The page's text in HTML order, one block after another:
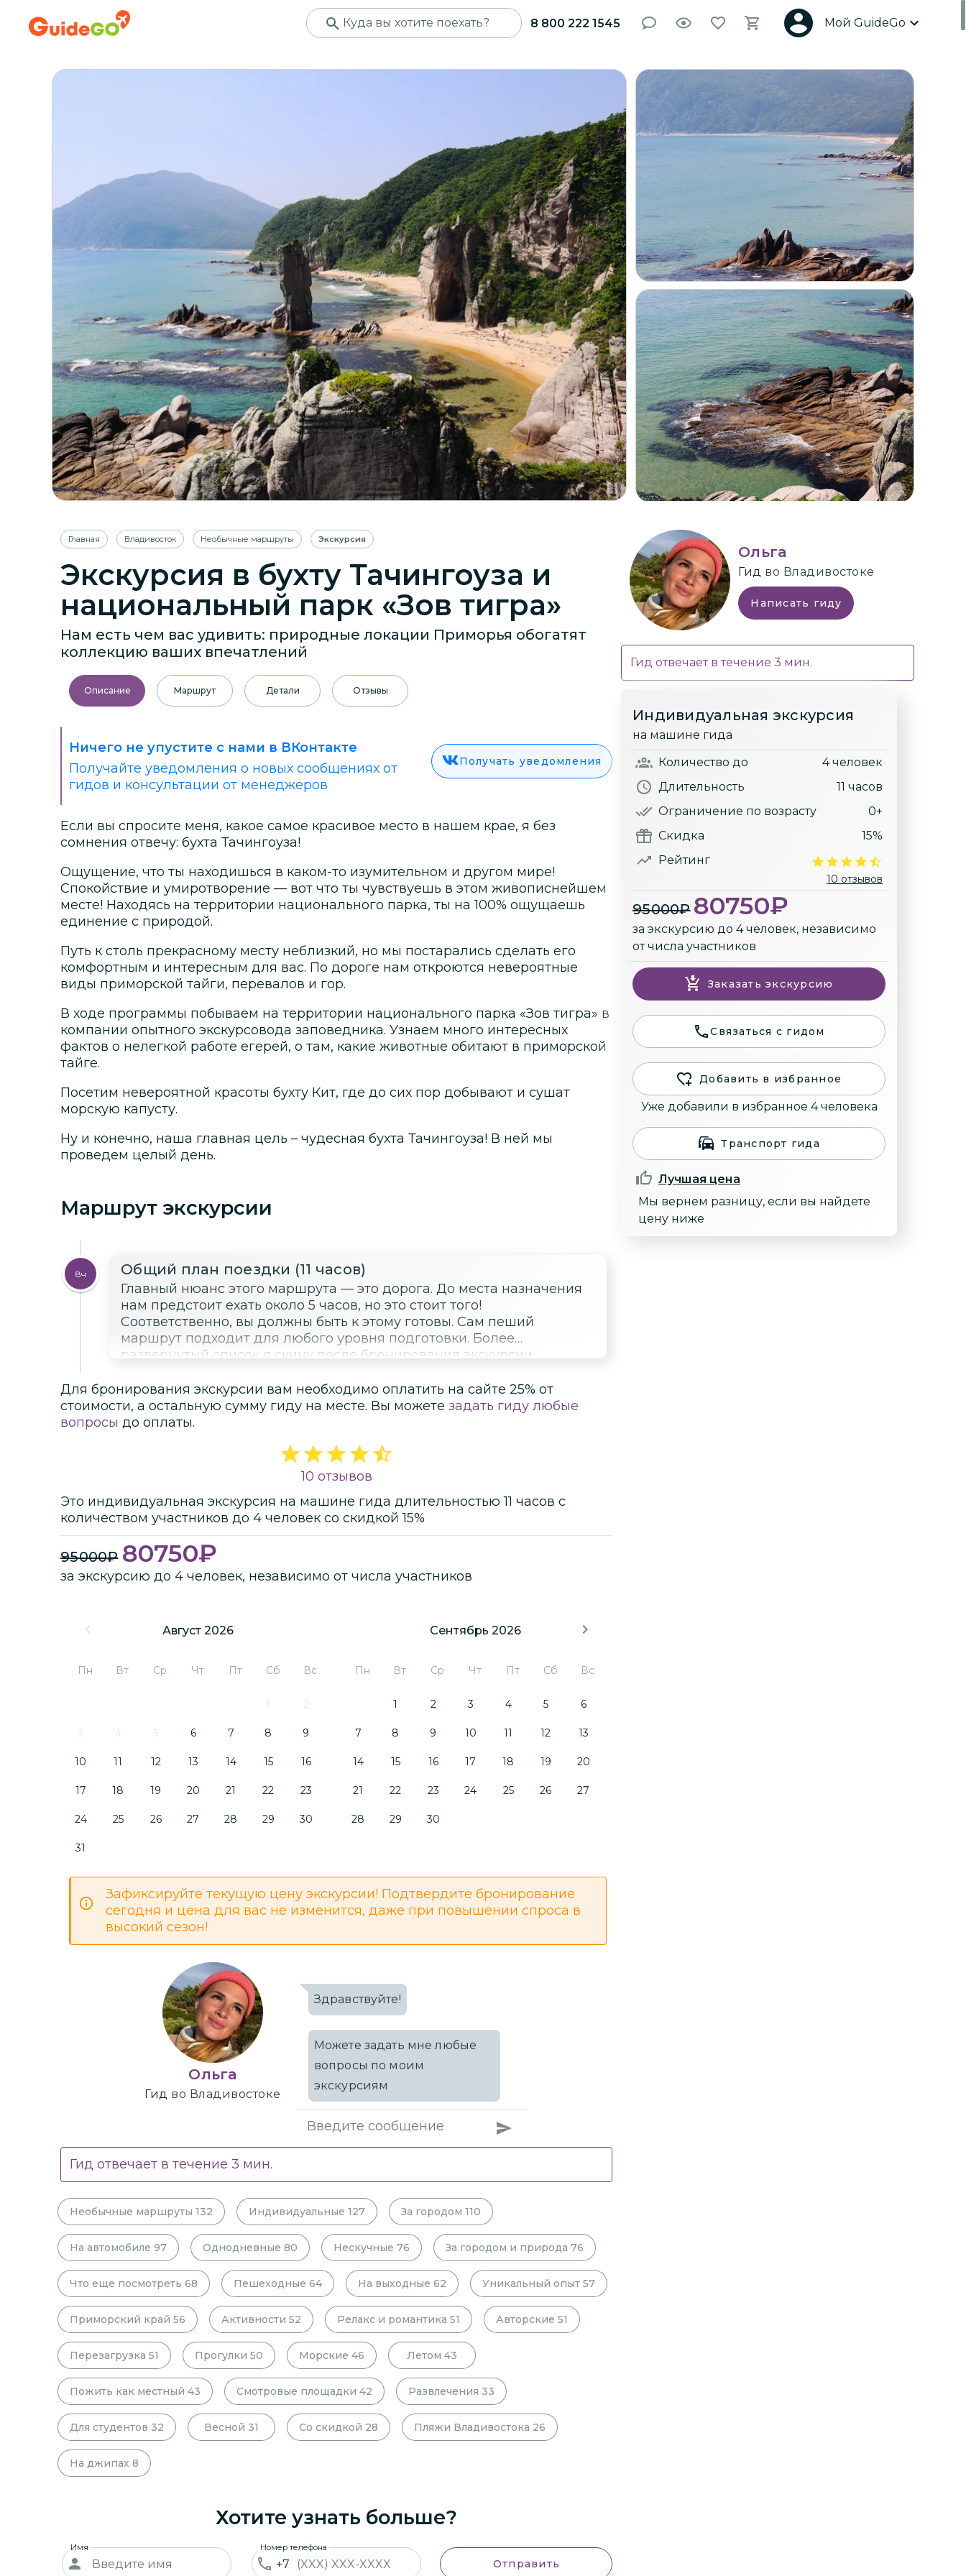
8 800 222 1545 Мой GuideGo
+7
Главная Владивосток Необычные маршруты Экскурсия
Экскурсия в бухту Тачингоуза и
национальный парк «Зов тигра»
Нам есть чем вас удивить: природные локации Приморья обогатят
коллекцию ваших впечатлений
Описание Маршрут Детали Отзывы
Ничего не упустите с нами в ВКонтакте
Получайте уведомления о новых сообщениях от
гидов и консультации от менеджеров
Получать уведомления
Если вы спросите меня, какое самое красивое место в нашем крае, я без
сомнения отвечу: бухта Тачингоуза!
Ощущение, что ты находишься в каком-то изумительном и другом мире!
Спокойствие и умиротворение — вот что ты чувствуешь в этом живописнейшем
месте! Находясь на территории национального парка, ты на 100% ощущаешь
единение с природой.
Путь к столь прекрасному месту неблизкий, но мы постарались сделать его
комфортным и интересным для вас. По дороге нам откроются невероятные
виды приморской тайги, перевалов и гор.
В ходе программы побываем на территории национального парка «Зов тигра» в
компании опытного экскурсовода заповедника. Узнаем много интересных
фактов о нелегкой работе егерей, о там, какие животные обитают в приморской
тайге.
Посетим невероятной красоты бухту Кит, где до сих пор добывают и сушат
морскую капусту.
Ну и конечно, наша главная цель – чудесная бухта Тачингоуза! В ней мы
проведем целый день.
Маршрут экскурсии
8ч Общий план поездки (11 часов)
Главный нюанс этого маршрута — это дорога. До места назначения
нам предстоит ехать около 5 часов, но это стоит того!
Соответственно, вы должны быть к этому готовы. Сам пеший
маршрут подходит для любого уровня подготовки. Более
развернутый список я скину после бронирования экскурсии.
Для бронирования экскурсии вам необходимо оплатить на сайте 25% от
стоимости, а остальную сумму гиду на месте. Вы можете задать гиду любые
вопросы до оплаты.
10 отзывов
Это индивидуальная экскурсия на машине гида длительностью11 часов с
количеством участников до 4 человек со скидкой 15%
95000₽ 80750₽
за экскурсию до 4 человек, независимо от числа участников
Август 2026
Пн Вт Ср Чт Пт Сб Вс
1 2
3 4 5 6 7 8 9
10 11 12 13 14 15 16
17 18 19 20 21 22 23
24 25 26 27 28 29 30
31
Сентябрь 2026
Пн Вт Ср Чт Пт Сб Вс
1 2 3 4 5 6
7 8 9 10 11 12 13
14 15 16 17 18 19 20
21 22 23 24 25 26 27
28 29 30
Зафиксируйте текущую цену экскурсии! Подтвердите бронирование
сегодня и цена для вас не изменится, даже при повышении спроса в
высокий сезон!
Ольга
Гид во Владивостоке
Здравствуйте!
Можете задать мне любые
вопросы по моим
экскурсиям
Гид отвечает в течение 3 мин.
Необычные маршруты 132 Индивидуальные 127 За городом 110
На автомобиле 97 Однодневные 80 Нескучные 76 За городом и природа 76
Что еще посмотреть 68 Пешеходные 64 На выходные 62 Уникальный опыт 57
Приморский край 56 Активности 52 Релакс и романтика 51 Авторские 51
Перезагрузка 51 Прогулки 50 Морские 46 Летом 43
Пожить как местный 43 Смотровые площадки 42 Развлечения 33
Для студентов 32 Весной 31 Со скидкой 28 Пляжи Владивостока 26
На джипах 8
Хотите узнать больше?
Имя
+7
Номер телефона
Отправить
Ольга
Гид во Владивостоке
Написать гиду
Гид отвечает в течение 3 мин.
Индивидуальная экскурсия
на машине гида
Количество до
4 человек
Длительность
11 часов
Ограничение по возрасту
0+
Скидка
15%
Рейтинг
10 отзывов
95000₽ 80750₽
за экскурсию до 4 человек, независимо
от числа участников
Заказать экскурсию
Связаться с гидом
Добавить в избранное
Уже добавили в избранное 4 человека
Транспорт гида
Лучшая цена
Мы вернем разницу, если вы найдете
цену ниже